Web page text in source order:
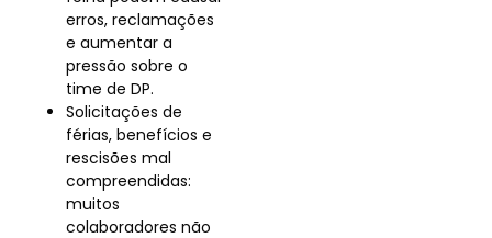
erros, reclamações
e aumentar a
pressão sobre o
time de DP.
Solicitações de
férias, benefícios e
rescisões mal
compreendidas:
muitos
colaboradores não